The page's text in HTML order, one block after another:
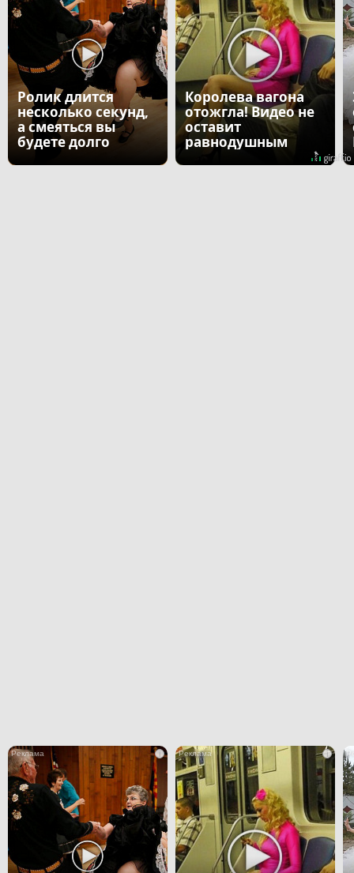
Ролик длится
несколько секунд,
а смеяться вы
будете долго
Королева вагона
отожгла! Видео не
оставит
равнодушным
i i